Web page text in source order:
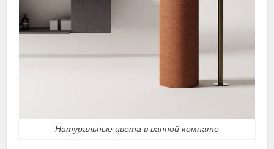
Натуральные цвета в ванной комнате